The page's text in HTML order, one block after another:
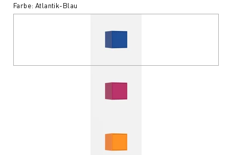
Farbe: Atlantik-Blau